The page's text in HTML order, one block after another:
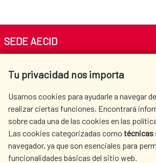
Tu privacidad nos importa
Usamos cookies para ayudarle a navegar
realizar ciertas funciones. Encontrará
sobre cada una de las cookies en las
Las cookies categorizadas como técnicas
navegador, ya que son esenciales para
funcionalidades básicas del sitio web.
SEDE AECID
Tel. +34 900 20 30 54​​​​​​​
AECID
WHERE
SPANISH HUMANITARIAN
ACTION